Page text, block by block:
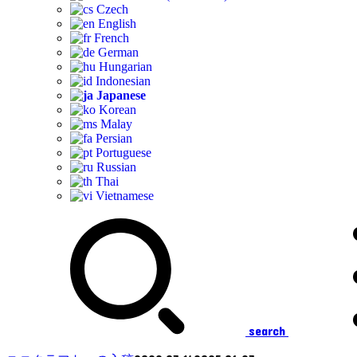
Czech
English
French
German
Hungarian
Indonesian
Japanese
Korean
Malay
Persian
Portuguese
Russian
Thai
Vietnamese
search